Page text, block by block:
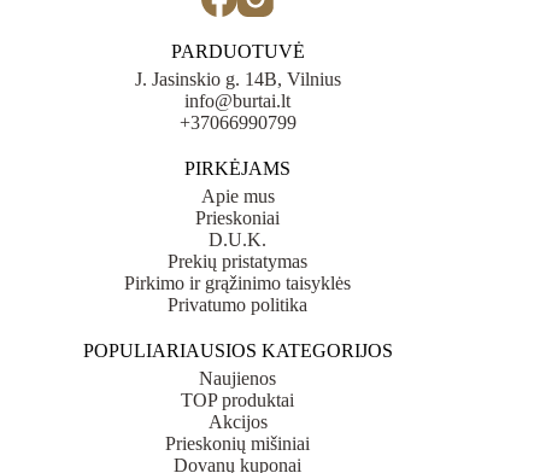
PARDUOTUVĖ
J. Jasinskio g. 14B, Vilnius
info@burtai.lt
+37066990799
PIRKĖJAMS
Apie mus
Prieskoniai
D.U.K.
Prekių pristatymas
Pirkimo ir grąžinimo taisyklės
Privatumo politika
POPULIARIAUSIOS KATEGORIJOS
Naujienos
TOP produktai
Akcijos
Prieskonių mišiniai
Dovanų kuponai